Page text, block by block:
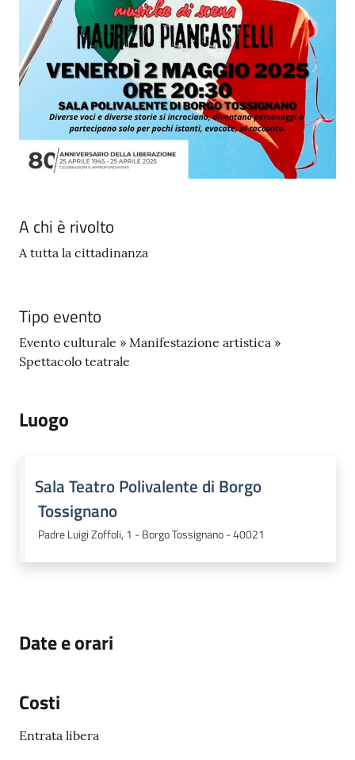
A chi è rivolto
A tutta la cittadinanza
Tipo evento
Evento culturale » Manifestazione artistica »
Spettacolo teatrale
Luogo
Sala Teatro Polivalente di Borgo
Tossignano
Padre Luigi Zoffoli, 1 - Borgo Tossignano - 40021
Date e orari
Costi
Entrata libera